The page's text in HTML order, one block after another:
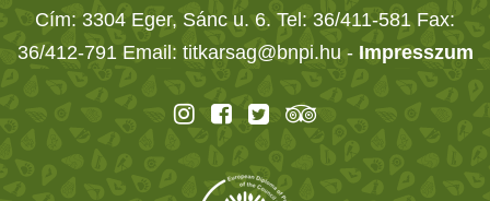
Cím: 3304 Eger, Sánc u. 6. Tel: 36/411-581 Fax:
36/412-791 Email: titkarsag@bnpi.hu - Impresszum